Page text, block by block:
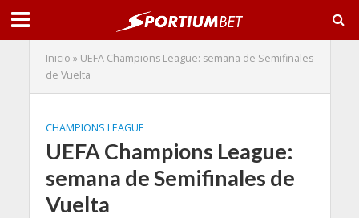
Inicio » UEFA Champions League: semana de Semifinales
de Vuelta
CHAMPIONS LEAGUE
UEFA Champions League:
semana de Semifinales de
Vuelta